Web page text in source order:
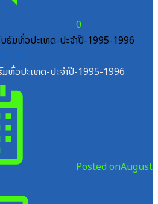
0
ມທົ່ວປະເທດ-ປະຈໍາປີ-1995-1996
Posted onAugust